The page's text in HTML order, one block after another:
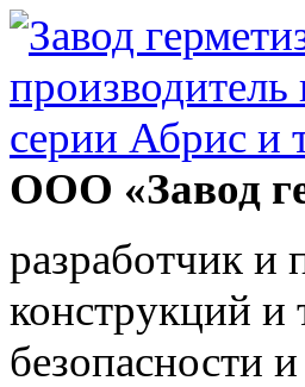
ООО «Завод
разработчик и
конструкций
безопасности